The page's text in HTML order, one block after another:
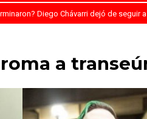
Diego Chávarri dejó de seguir
a